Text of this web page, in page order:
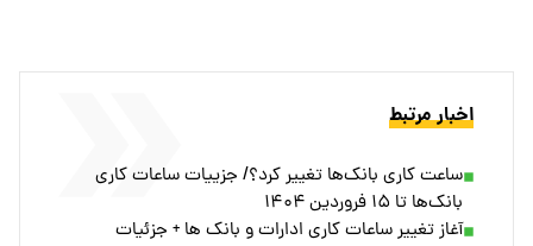
اخبار مرتبط
ساعت کاری بانک‌ها تغییر کرد؟/ جزییات ساعات کاری
بانک‌ها تا ۱۵ فروردین ۱۴۰۴
آغاز تغییر ساعات کاری ادارات و بانک ها + جزئیات